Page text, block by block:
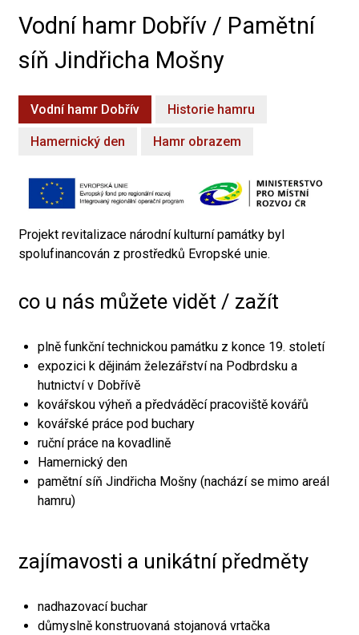
Vodní hamr Dobřív / Pamětní
síň Jindřicha Mošny
Vodní hamr Dobřív Historie hamru
Hamernický den Hamr obrazem
Projekt revitalizace národní kulturní památky byl
spolufinancován z prostředků Evropské unie.
co u nás můžete vidět / zažít
plně funkční technickou památku z konce 19. století
expozici k dějinám železářství na Podbrdsku a
hutnictví v Dobřívě
kovářskou výheň a předváděcí pracoviště kovářů
kovářské práce pod buchary
ruční práce na kovadlině
Hamernický den
pamětní síň Jindřicha Mošny (nachází se mimo areál
hamru)
zajímavosti a unikátní předměty
nadhazovací buchar
důmyslně konstruovaná stojanová vrtačka